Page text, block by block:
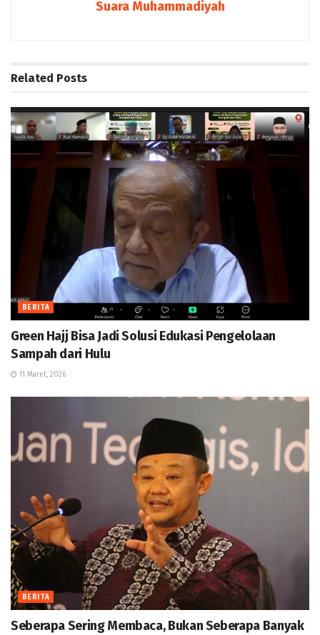
Suara Muhammadiyah
Related Posts
BERITA
Green Hajj Bisa Jadi Solusi Edukasi Pengelolaan
Sampah dari Hulu
11 Maret, 2026
BERITA
Seberapa Sering Membaca, Bukan Seberapa Banyak